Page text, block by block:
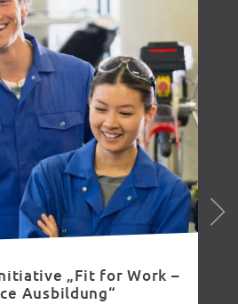
„Fit for Work –
Ausbildung“